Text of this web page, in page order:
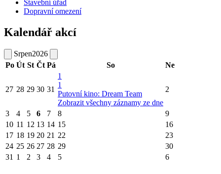
Stavební úřad
Dopravní omezení
Kalendář akcí
Srpen2026
Po Út St Čt Pá So Ne
27 28 29 30 31
1
1
Putovní kino: Dream Team
Zobrazit všechny záznamy ze dne
2
3 4 5 6 7 8
9
10 11 12 13 14 15
16
17 18 19 20 21 22
23
24 25 26 27 28 29
30
31 1 2 3 4 5 6